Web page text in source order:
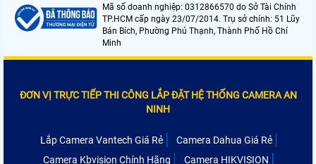
Mã số doanh nghiệp: 0312866570 do Sở Tài Chính
TP.HCM cấp ngày 23/07/2014. Trụ sở chính: 51 Lũy
Bán Bích, Phường Phú Thạnh, Thành Phố Hồ Chí
Minh
ĐƠN VỊ TRỰC TIẾP THI CÔNG LẮP ĐẶT HỆ THỐNG CAMERA AN
NINH
Lắp Camera Vantech Giá Rẻ
Camera Dahua Giá Rẻ
Camera Kbvision Chính Hãng
Camera HIKVISION